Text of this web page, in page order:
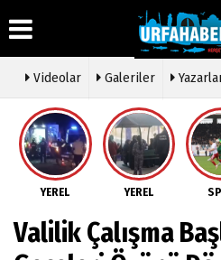
Üye Paneli
Haber
Arşivi
Arşivi
Günün
Hava
Durumu
Gazete
Anketler
Biyografiler
Videolar Galeriler
YEREL YEREL
Valilik Çalışma